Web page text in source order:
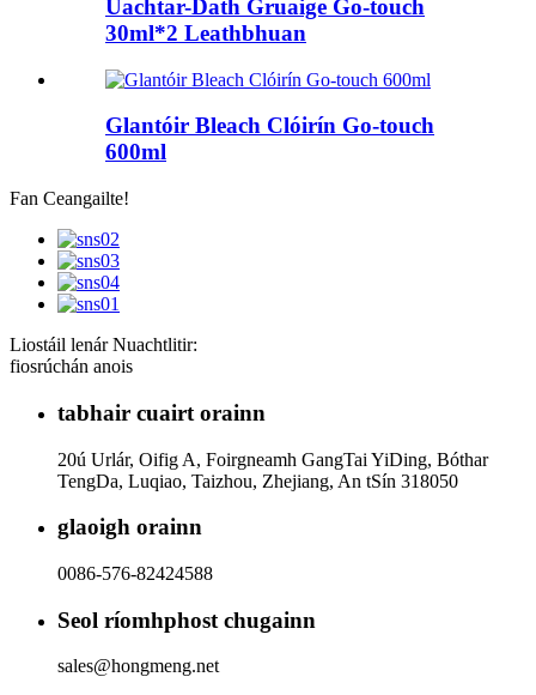
Uachtar-Dath Gruaige Go-touch
30ml*2 Leathbhuan
Glantóir Bleach Clóirín Go-touch
600ml
Fan Ceangailte!
Liostáil lenár Nuachtlitir:
fiosrúchán anois
tabhair cuairt orainn
20ú Urlár, Oifig A, Foirgneamh GangTai YiDing, Bóthar
TengDa, Luqiao, Taizhou, Zhejiang, An tSín 318050
glaoigh orainn
0086-576-82424588
Seol ríomhphost chugainn
sales@hongmeng.net